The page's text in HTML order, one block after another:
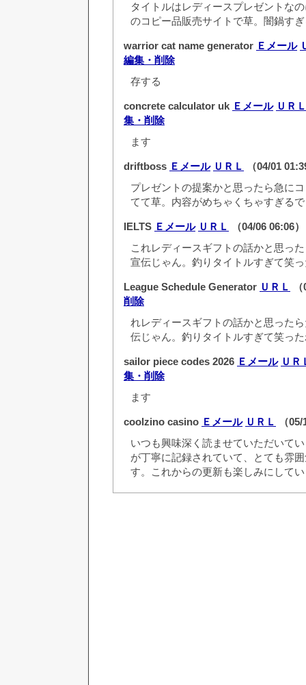
タイトルはレディースプレゼントな
のコピー品販売サイトで草。闇鍋す
warrior cat name generator Ｅメール
編集・削除
存する
concrete calculator uk Ｅメール ＵＲＬ
集・削除
ます
driftboss Ｅメール ＵＲＬ
（04/01
プレゼントの提案かと思ったら急に
てて草。内容がめちゃくちゃすぎる
IELTS Ｅメール ＵＲＬ
（04/06 06:06
これレディースギフトの話かと思っ
宣伝じゃん。釣りタイトルすぎて笑
League Schedule Generator ＵＲＬ
削除
れレディースギフトの話かと思った
伝じゃん。釣りタイトルすぎて笑っ
sailor piece codes 2026 Ｅメール ＵＲ
集・削除
ます
coolzino casino Ｅメール ＵＲＬ
（
いつも興味深く読ませていただいて
が丁寧に記録されていて、とても雰
す。これからの更新も楽しみにして